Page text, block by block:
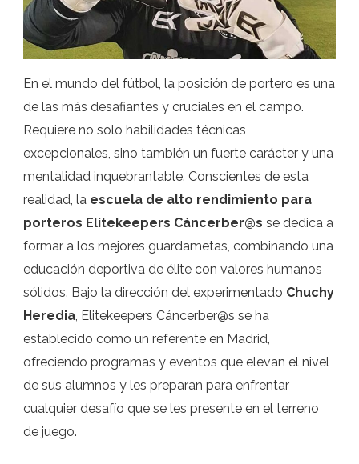
En el mundo del fútbol, la posición de portero es una
de las más desafiantes y cruciales en el campo.
Requiere no solo habilidades técnicas
excepcionales, sino también un fuerte carácter y una
mentalidad inquebrantable. Conscientes de esta
realidad, la escuela de alto rendimiento para
porteros Elitekeepers Cáncerber@s se dedica a
formar a los mejores guardametas, combinando una
educación deportiva de élite con valores humanos
sólidos. Bajo la dirección del experimentado Chuchy
Heredia, Elitekeepers Cáncerber@s se ha
establecido como un referente en Madrid,
ofreciendo programas y eventos que elevan el nivel
de sus alumnos y les preparan para enfrentar
cualquier desafío que se les presente en el terreno
de juego.